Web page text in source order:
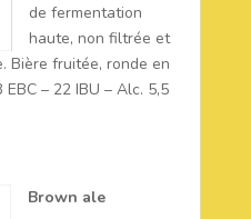
de fermentation
haute, non filtrée et
Bière fruitée, ronde en
– 22 IBU – Alc. 5,5
Brown ale